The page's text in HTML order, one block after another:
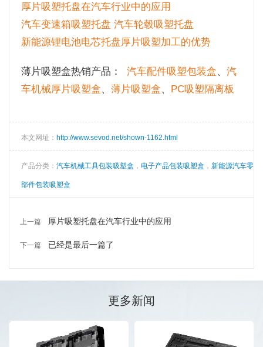
厚片吸塑托盘在汽车行业中的应用
汽车变速箱吸塑托盘 汽车轮毂吸塑托盘
新能源锂电池电芯托盘厚片吸塑加工的优势
薄片吸塑盒热销产品： 汽车配件吸塑包装盒、 汽
车机械厚片吸塑盒、 薄片吸塑盒、 PC吸塑隔离板
本文网址： http://www.sevod.net/shown-1162.html
产品分类： 汽车机械工具包装吸塑盒 ， 电子产品包装吸塑盒 ， 新能源汽车零
部件包装吸塑盒
上一篇 厚片吸塑托盘在汽车行业中的应用
下一篇 已经是最后一篇了
更多新闻